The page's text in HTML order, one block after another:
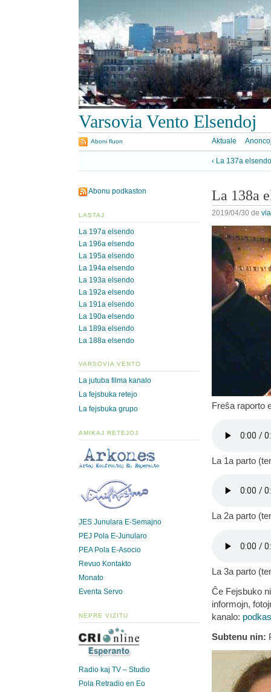
Varsovia Vento Elsendoj
Aktuale
Aboni fluon
‹ La 137a elsendo
La 138a
2019/04/30 de
Freŝa raporto
La 1a parto
La 2a parto
La 3a parto
Ĉe Fejsbuko
informojn,
kanalo:
Subtenu nin:
Abonu podkaston
LASTAJ
La 197a elsendo
La 196a elsendo
La 195a elsendo
La 194a elsendo
La 193a elsendo
La 192a elsendo
La 191a elsendo
La 190a elsendo
La 189a elsendo
La 188a elsendo
VARSOVIA VENTO
La jutuba filma kanalo
La fejsbuka retejo
La fejsbuka grupo
AMIKAJ RETEJOJ
JES Junulara E-Semajno
PEJ Pola E-Junularo
PEA Pola E-Asocio
Revuo Kontakto
Monato
Eventa Servo
NEPRE VIZITU
Radio kaj TV – Studio
Pola Retradio en Eo